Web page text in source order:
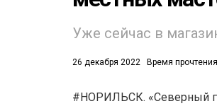
Уже сейчас в
26 декабря 2022 Время
#НОРИЛЬСК. «Северный